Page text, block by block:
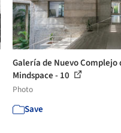
Galería de Nuevo Complejo
Mindspace - 10
Photo
Save